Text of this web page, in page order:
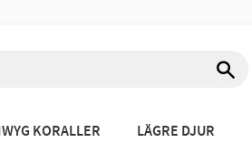
KORALLER LÄGRE DJUR